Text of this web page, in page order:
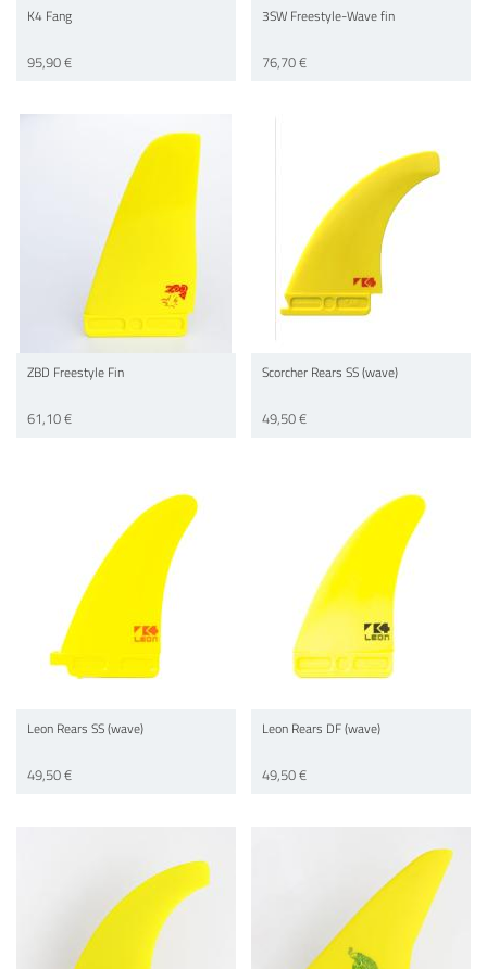
K4 Fang
95,90 €
3SW Freestyle-Wave fin
76,70 €
ZBD Freestyle Fin
61,10 €
Scorcher Rears SS (wave)
49,50 €
Leon Rears SS (wave)
49,50 €
Leon Rears DF (wave)
49,50 €